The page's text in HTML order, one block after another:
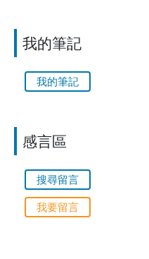
我的筆記
我的筆記
感言區
搜尋留言
我要留言